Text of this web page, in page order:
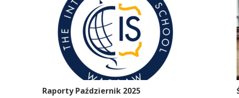
Raporty Październik 2025